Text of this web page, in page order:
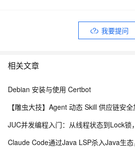
我要提问
相关文章
Debian 安装与使用 Certbot
JUC并发编程入门：从线程状态到Lock锁